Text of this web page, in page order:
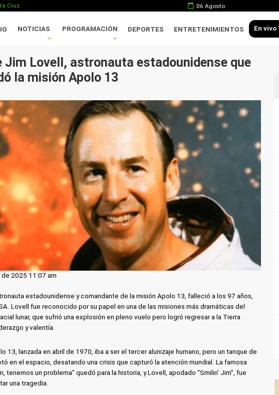
Cruz 06 Agosto
NOTICIAS PROGRAMACIÓN DEPORTES ENTRETENIMIENTOS En vivo
Jim Lovell, astronauta estadounidense que
la misión Apolo 13
2025 11:07 am
estadounidense y comandante de la misión Apolo 13, falleció a los 97 años,
Lovell fue reconocido por su papel en una de las misiones más dramáticas del
lunar, que sufrió una explosión en pleno vuelo pero logró regresar a la Tierra
y valentía.
13, lanzada en abril de 1970, iba a ser el tercer alunizaje humano, pero un tanque de
en el espacio, desatando una crisis que capturó la atención mundial. La famosa
tenemos un problema” quedó para la historia, y Lovell, apodado “Smilin’ Jim”, fue
una tragedia.